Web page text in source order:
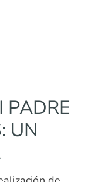
PADRE
UN